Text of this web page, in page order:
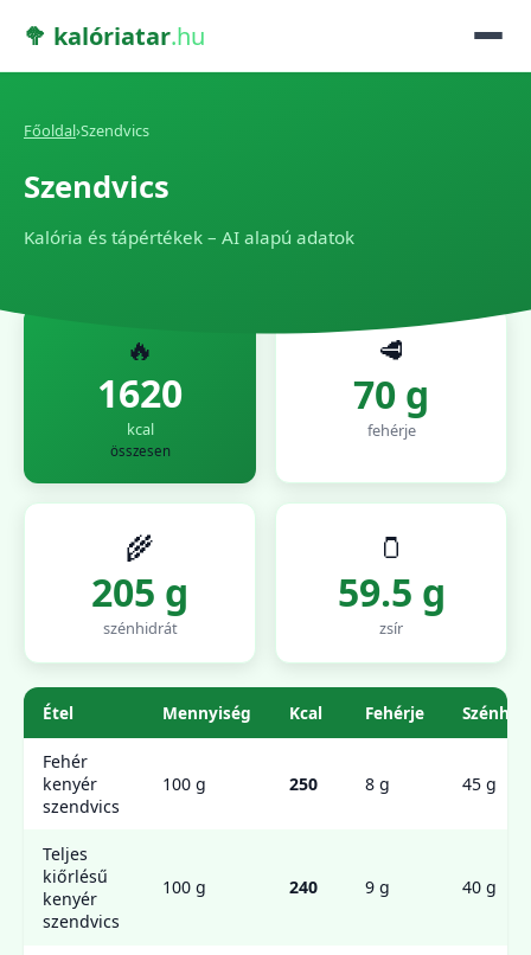
🥦 kalóriatar.hu
Főoldal›Szendvics
Szendvics
Kalória és tápértékek – AI alapú adatok
🔥
1620
kcal
összesen
🥩
70 g
fehérje
🌾
205 g
szénhidrát
🫙
59.5 g
zsír
Étel Mennyiség Kcal Fehérje
Fehér
kenyér
szendvics
100 g 250 8 g 45 g
Teljes
kiőrlésű
kenyér
szendvics
100 g 240 9 g 40 g